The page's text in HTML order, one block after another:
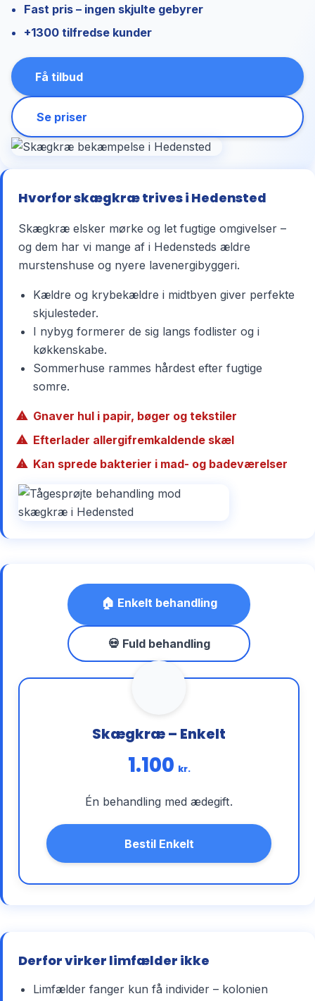
Fast pris – ingen skjulte gebyrer
+1300 tilfredse kunder
Få tilbud
Se priser
Hvorfor skægkræ trives i Hedensted
Skægkræ elsker mørke og let fugtige omgivelser –
og dem har vi mange af i Hedensteds ældre
murstenshuse og nyere lavenergibyggeri.
Kældre og krybekældre i midtbyen giver perfekte
skjulesteder.
I nybyg formerer de sig langs fodlister og i
køkkenskabe.
Sommerhuse rammes hårdest efter fugtige
somre.
Gnaver hul i papir, bøger og tekstiler
Efterlader allergifremkaldende skæl
Kan sprede bakterier i mad- og badeværelser
🏠 Enkelt behandling
💀 Fuld behandling
Skægkræ – Enkelt
1.100 kr.
Én behandling med ædegift.
Bestil Enkelt
Derfor virker limfælder ikke
Limfælder fanger kun få individer – kolonien